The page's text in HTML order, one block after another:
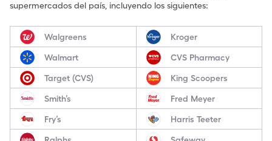
supermercados del país, incluyendo los siguientes:
Walgreens Kroger
Walmart CVS Pharmacy
Target (CVS) King Scoopers
Smith’s Fred Meyer
Fry’s Harris Teeter